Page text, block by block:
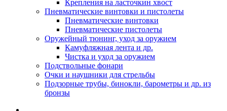
Крепления на ласточкин хвост
Пневматические винтовки и пистолеты
Пневматические винтовки
Пневматические пистолеты
Оружейный тюнинг, уход за оружием
Камуфляжная лента и др.
Чистка и уход за оружием
Подствольные фонари
Очки и наушники для стрельбы
Подзорные трубы, бинокли, барометры и др. из
бронзы